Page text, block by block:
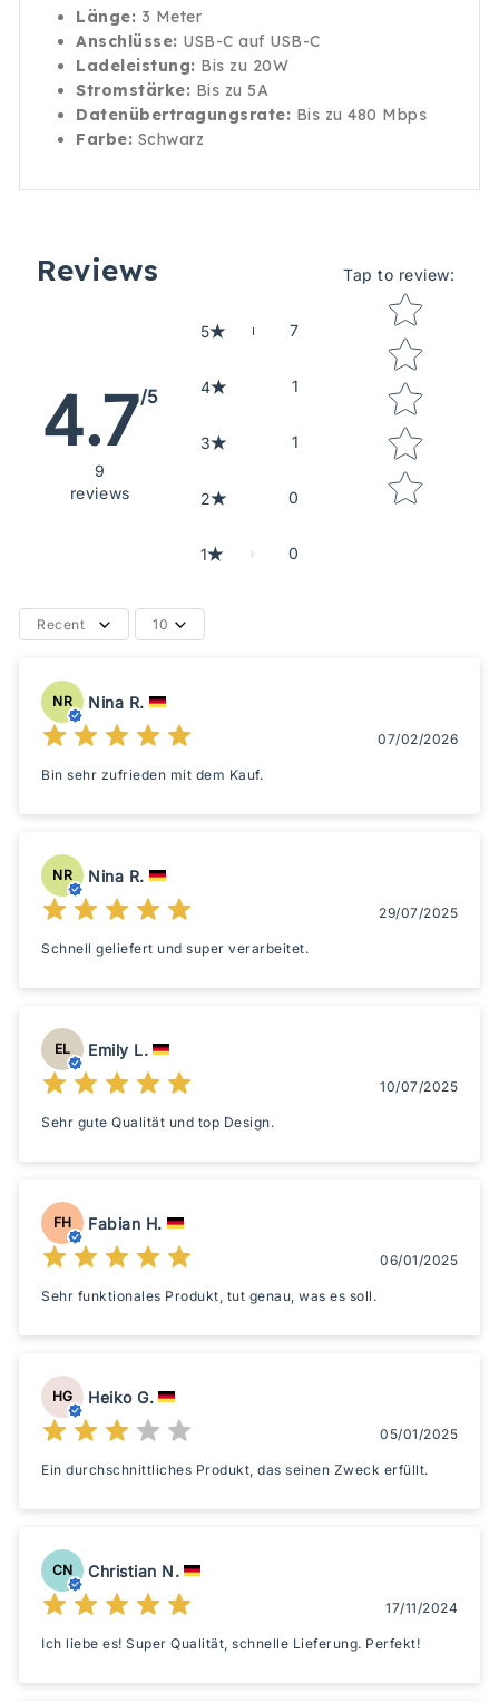
Länge: 3 Meter
Anschlüsse: USB-C auf USB-C
Ladeleistung: Bis zu 20W
Stromstärke: Bis zu 5A
Datenübertragungsrate: Bis zu 480 Mbps
Farbe: Schwarz
Reviews
4.7/5
9
reviews
5 7
4 1
3 1
2 0
1 0
Tap to review:
Star rating
Recent 10
NR Nina R.
07/02/2026
Bin sehr zufrieden mit dem Kauf.
NR Nina R.
29/07/2025
Schnell geliefert und super verarbeitet.
EL Emily L.
10/07/2025
Sehr gute Qualität und top Design.
FH Fabian H.
06/01/2025
Sehr funktionales Produkt, tut genau, was es soll.
HG Heiko G.
05/01/2025
Ein durchschnittliches Produkt, das seinen Zweck erfüllt.
CN Christian N.
17/11/2024
Ich liebe es! Super Qualität, schnelle Lieferung. Perfekt!